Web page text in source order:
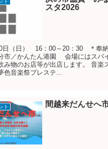
ト
スタ2026
日（日） 16：00～20：30 ＊奉
市／かんたん港園 会場にはスパ
み物のお店等が出店します。 音楽
色音楽祭プレステ...
ト 間越来だんせへ